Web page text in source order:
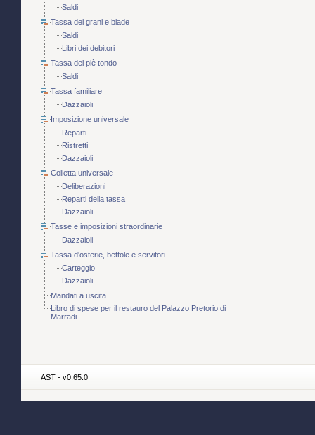
Saldi
Tassa dei grani e biade
Saldi
Libri dei debitori
Tassa del piè tondo
Saldi
Tassa familiare
Dazzaioli
Imposizione universale
Reparti
Ristretti
Dazzaioli
Colletta universale
Deliberazioni
Reparti della tassa
Dazzaioli
Tasse e imposizioni straordinarie
Dazzaioli
Tassa d'osterie, bettole e servitori
Carteggio
Dazzaioli
Mandati a uscita
Libro di spese per il restauro del Palazzo Pretorio di
Marradi
AST - v0.65.0